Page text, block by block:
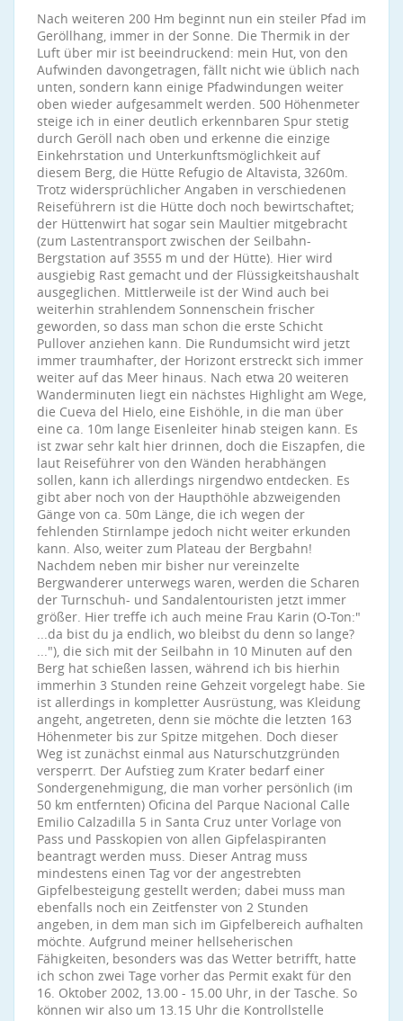
Nach weiteren 200 Hm beginnt nun ein steiler Pfad im
Geröllhang, immer in der Sonne. Die Thermik in der
Luft über mir ist beeindruckend: mein Hut, von den
Aufwinden davongetragen, fällt nicht wie üblich nach
unten, sondern kann einige Pfadwindungen weiter
oben wieder aufgesammelt werden. 500 Höhenmeter
steige ich in einer deutlich erkennbaren Spur stetig
durch Geröll nach oben und erkenne die einzige
Einkehrstation und Unterkunftsmöglichkeit auf
diesem Berg, die Hütte Refugio de Altavista, 3260m.
Trotz widersprüchlicher Angaben in verschiedenen
Reiseführern ist die Hütte doch noch bewirtschaftet;
der Hüttenwirt hat sogar sein Maultier mitgebracht
(zum Lastentransport zwischen der Seilbahn-
Bergstation auf 3555 m und der Hütte). Hier wird
ausgiebig Rast gemacht und der Flüssigkeitshaushalt
ausgeglichen. Mittlerweile ist der Wind auch bei
weiterhin strahlendem Sonnenschein frischer
geworden, so dass man schon die erste Schicht
Pullover anziehen kann. Die Rundumsicht wird jetzt
immer traumhafter, der Horizont erstreckt sich immer
weiter auf das Meer hinaus. Nach etwa 20 weiteren
Wanderminuten liegt ein nächstes Highlight am Wege,
die Cueva del Hielo, eine Eishöhle, in die man über
eine ca. 10m lange Eisenleiter hinab steigen kann. Es
ist zwar sehr kalt hier drinnen, doch die Eiszapfen, die
laut Reiseführer von den Wänden herabhängen
sollen, kann ich allerdings nirgendwo entdecken. Es
gibt aber noch von der Haupthöhle abzweigenden
Gänge von ca. 50m Länge, die ich wegen der
fehlenden Stirnlampe jedoch nicht weiter erkunden
kann. Also, weiter zum Plateau der Bergbahn!
Nachdem neben mir bisher nur vereinzelte
Bergwanderer unterwegs waren, werden die Scharen
der Turnschuh- und Sandalentouristen jetzt immer
größer. Hier treffe ich auch meine Frau Karin (O-Ton:"
...da bist du ja endlich, wo bleibst du denn so lange?
..."), die sich mit der Seilbahn in 10 Minuten auf den
Berg hat schießen lassen, während ich bis hierhin
immerhin 3 Stunden reine Gehzeit vorgelegt habe. Sie
ist allerdings in kompletter Ausrüstung, was Kleidung
angeht, angetreten, denn sie möchte die letzten 163
Höhenmeter bis zur Spitze mitgehen. Doch dieser
Weg ist zunächst einmal aus Naturschutzgründen
versperrt. Der Aufstieg zum Krater bedarf einer
Sondergenehmigung, die man vorher persönlich (im
50 km entfernten) Oficina del Parque Nacional Calle
Emilio Calzadilla 5 in Santa Cruz unter Vorlage von
Pass und Passkopien von allen Gipfelaspiranten
beantragt werden muss. Dieser Antrag muss
mindestens einen Tag vor der angestrebten
Gipfelbesteigung gestellt werden; dabei muss man
ebenfalls noch ein Zeitfenster von 2 Stunden
angeben, in dem man sich im Gipfelbereich aufhalten
möchte. Aufgrund meiner hellseherischen
Fähigkeiten, besonders was das Wetter betrifft, hatte
ich schon zwei Tage vorher das Permit exakt für den
16. Oktober 2002, 13.00 - 15.00 Uhr, in der Tasche. So
können wir also um 13.15 Uhr die Kontrollstelle